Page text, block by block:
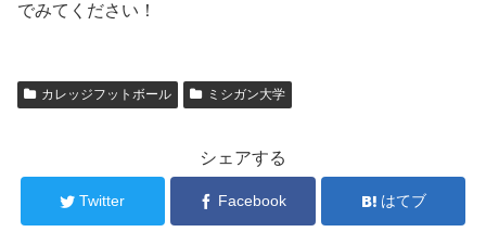
でみてください！
カレッジフットボール ミシガン大学
シェアする
Twitter Facebook はてブ